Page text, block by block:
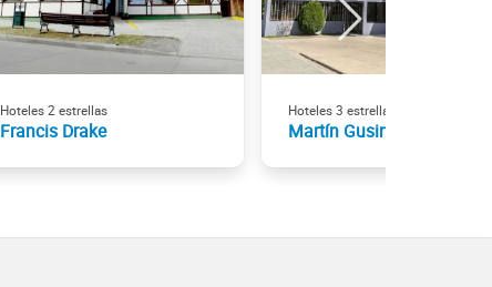
Hoteles 2 estrellas
Francis Drake
Hoteles 3 estrellas
Martín Gusinde